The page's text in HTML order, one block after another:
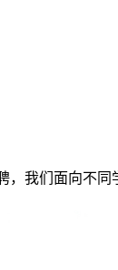
，我们面向不同